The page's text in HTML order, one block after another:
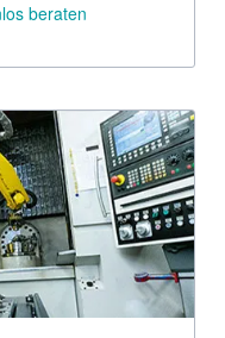
beraten